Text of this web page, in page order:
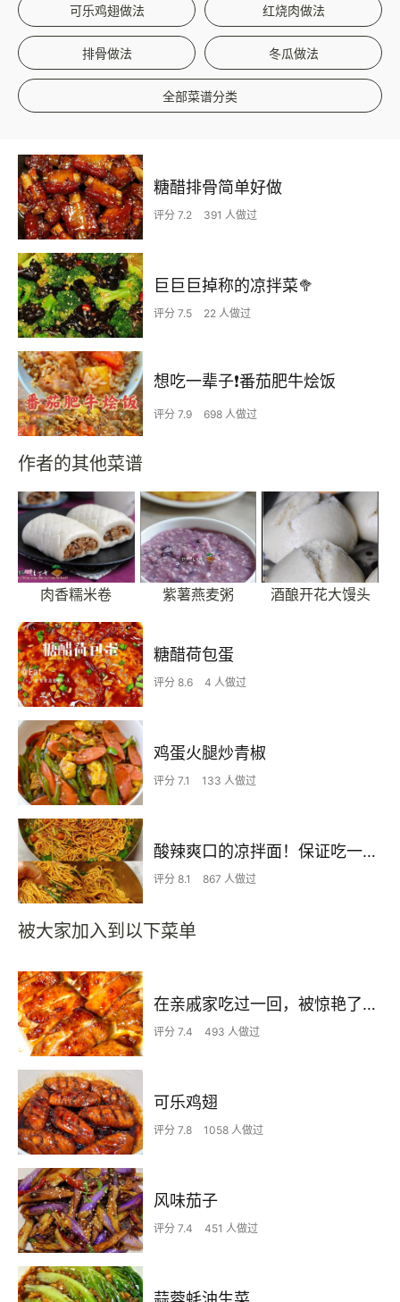
可乐鸡翅做法 红烧肉做法
排骨做法 冬瓜做法
全部菜谱分类
糖醋排骨简单好做
评分 7.2 391 人做过
巨巨巨掉称的凉拌菜🥦
评分 7.5 22 人做过
想吃一辈子❗️番茄肥牛烩饭
评分 7.9 698 人做过
作者的其他菜谱
肉香糯米卷 紫薯燕麦粥 酒酿开花大馒头
糖醋荷包蛋
评分 8.6 4 人做过
鸡蛋火腿炒青椒
评分 7.1 133 人做过
酸辣爽口的凉拌面！保证吃一次就上瘾
评分 8.1 867 人做过
被大家加入到以下菜单
在亲戚家吃过一回，被惊艳了…
评分 7.4 493 人做过
可乐鸡翅
评分 7.8 1058 人做过
风味茄子
评分 7.4 451 人做过